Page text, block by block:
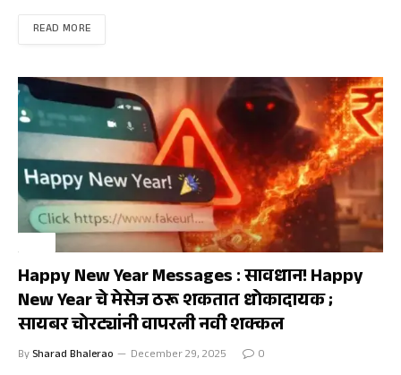
READ MORE
Happy New Year Messages : सावधान! Happy
New Year चे मेसेज ठरू शकतात धोकादायक ;
सायबर चोरट्यांनी वापरली नवी शक्कल
By Sharad Bhalerao December 29, 2025 0